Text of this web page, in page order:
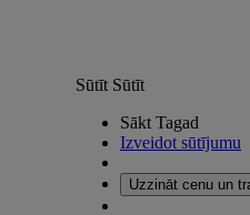
Sūtīt Sūtīt
Sākt Tagad
Izveidot sūtījumu
Uzzināt cenu un